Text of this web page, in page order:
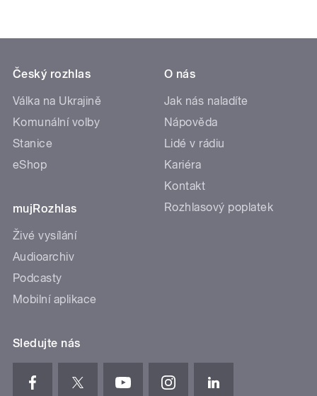
Český rozhlas
Válka na Ukrajině
Komunální volby
Stanice
eShop
mujRozhlas
Živé vysílání
Audioarchiv
Podcasty
Mobilní aplikace
O nás
Jak nás naladíte
Nápověda
Lidé v rádiu
Kariéra
Kontakt
Rozhlasový poplatek
Sledujte nás